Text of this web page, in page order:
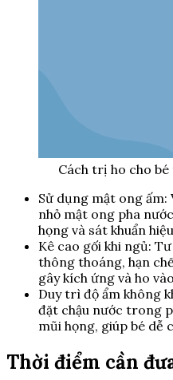
Cách trị ho cho
Sử dụng mật ong
nhỏ mật ong pha
họng và sát khuẩn
Kê cao gối khi ngủ:
thông thoáng, hạn
gây kích ứng và ho
Duy trì độ ẩm không
đặt chậu nước trong
mũi họng, giúp bé dễ
Thời điểm cần